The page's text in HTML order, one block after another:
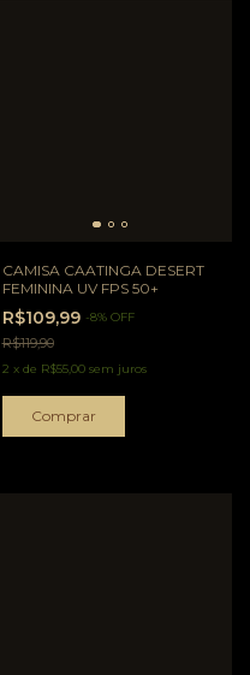
CAMISA CAATINGA DESERT
FEMININA UV FPS 50+
R$109,99 -8% OFF
R$119,90
2 x de R$55,00 sem juros
Comprar